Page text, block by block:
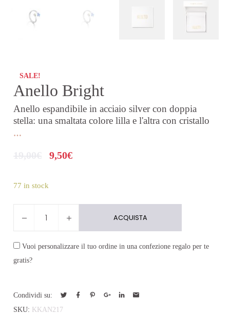
SALE!
Anello Bright
Anello espandibile in acciaio silver con doppia
stella: una smaltata colore lilla e l'altra con cristallo
…
9,50€
77 in stock
ACQUISTA
Vuoi personalizzare il tuo ordine in una confezione regalo per te
gratis?
Condividi su:
SKU: KKAN217